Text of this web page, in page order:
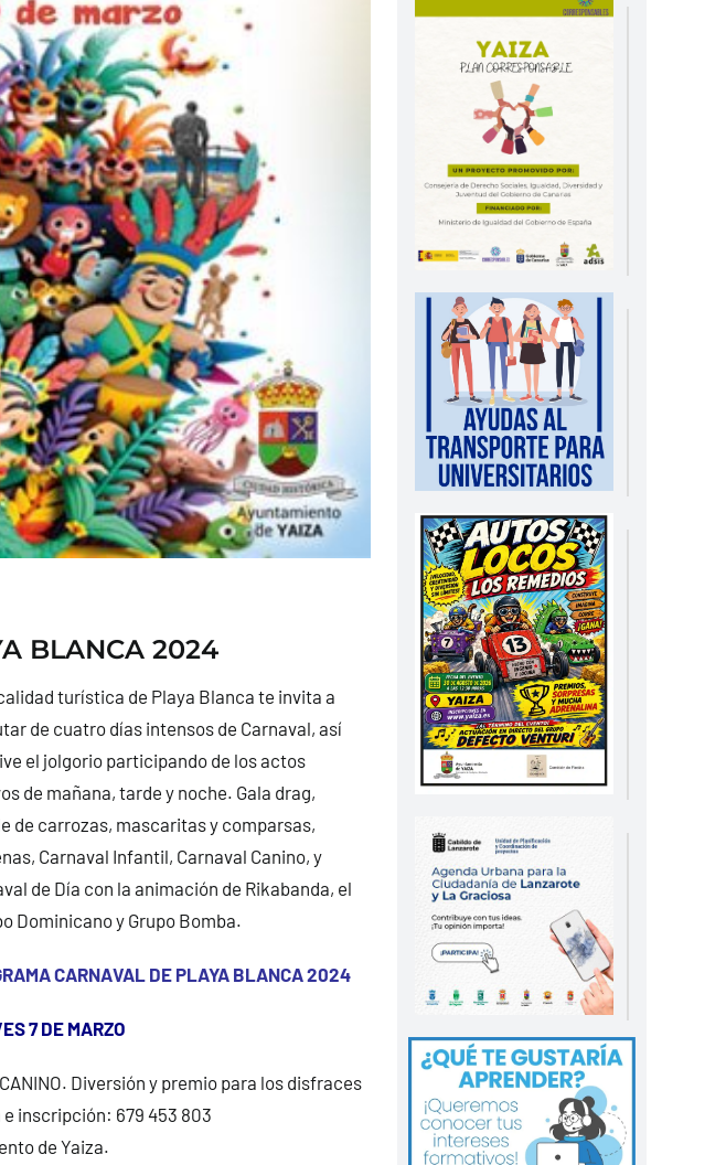
BLANCA 2024
turística de Playa Blanca te invita a
de cuatro días intensos de Carnaval, así
el jolgorio participando de los actos
de mañana, tarde y noche. Gala drag,
de carrozas, mascaritas y comparsas,
Carnaval Infantil, Carnaval Canino, y
de Día con la animación de Rikabanda, el
Dominicano y Grupo Bomba.
CARNAVAL DE PLAYA BLANCA 2024
7 DE MARZO
Diversión y premio para los disfraces
inscripción: 679 453 803
de Yaiza.